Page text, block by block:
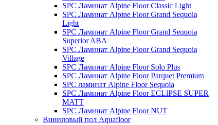
SPC Ламинат Alpine Floor Classic Light
SPC Ламинат Alpine Floor Grand Sequoia
Light
SPC Ламинат Alpine Floor Grand Sequoia
Superior ABA
SPC Ламинат Alpine Floor Grand Sequoia
Village
SPC Ламинат Alpine Floor Solo Plus
SPC Ламинат Alpine Floor Parquet Premium
SPC ламинат Alpine Floor Sequoia
SPC Ламинат Alpine Floor ECLIPSE SUPER
MATT
SPC Ламинат Alpine Floor NUT
Виниловый пол Aquafloor